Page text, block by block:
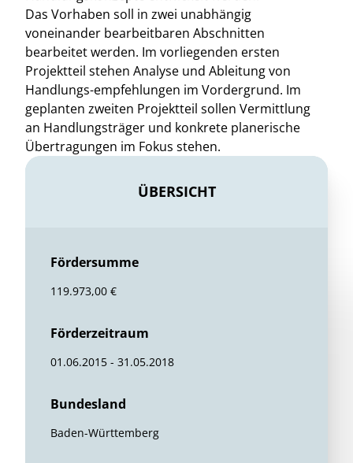
Das Vorhaben soll in zwei unabhängig
voneinander bearbeitbaren Abschnitten
bearbeitet werden. Im vorliegenden ersten
Projektteil stehen Analyse und Ableitung von
Handlungs-empfehlungen im Vordergrund. Im
geplanten zweiten Projektteil sollen Vermittlung
an Handlungsträger und konkrete planerische
Übertragungen im Fokus stehen.
ÜBERSICHT
Fördersumme
119.973,00 €
Förderzeitraum
01.06.2015 - 31.05.2018
Bundesland
Baden-Württemberg